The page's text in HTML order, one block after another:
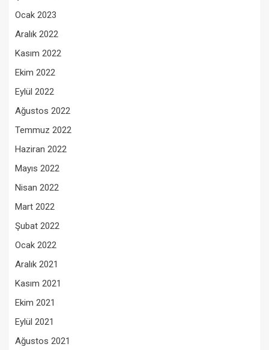
Ocak 2023
Aralık 2022
Kasım 2022
Ekim 2022
Eylül 2022
Ağustos 2022
Temmuz 2022
Haziran 2022
Mayıs 2022
Nisan 2022
Mart 2022
Şubat 2022
Ocak 2022
Aralık 2021
Kasım 2021
Ekim 2021
Eylül 2021
Ağustos 2021